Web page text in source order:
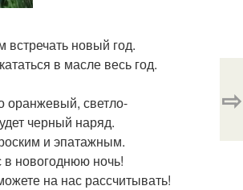
новый год.
в масле весь год.
оранжевый, светло-
черный наряд.
и эпатажным.
в новогоднюю ночь!
на нас рассчитывать!
⇨